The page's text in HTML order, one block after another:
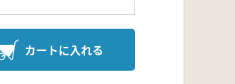
カートに入れる